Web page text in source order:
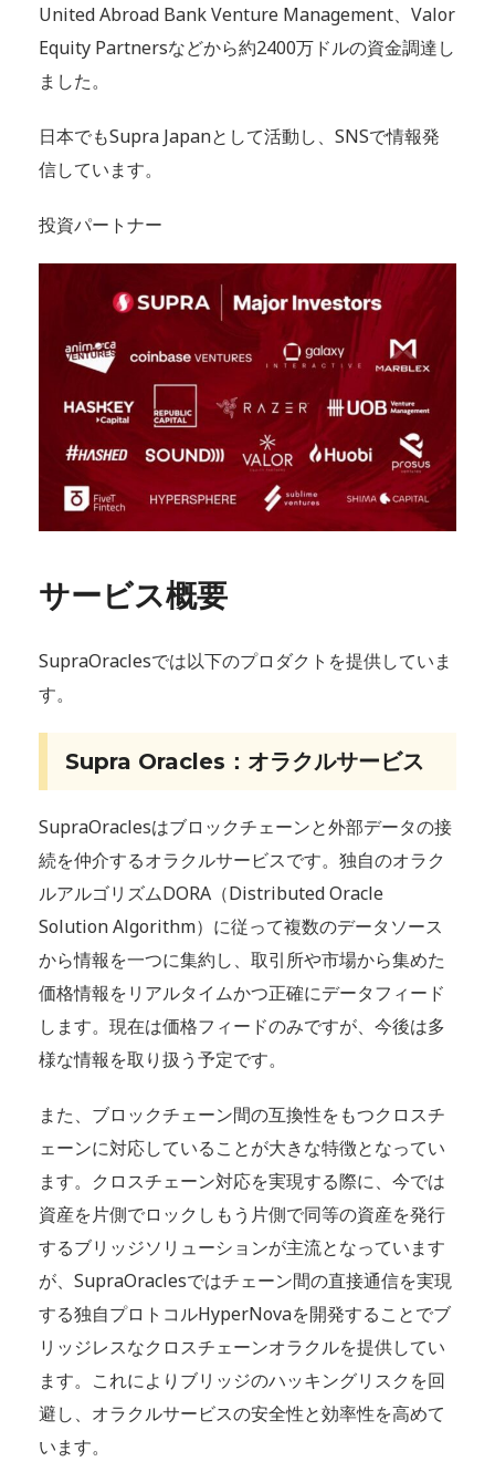
United Abroad Bank Venture Management、Valor
Equity Partnersなどから約2400万ドルの資金調達し
ました。
日本でもSupra Japanとして活動し、SNSで情報発
信しています。
投資パートナー
サービス概要
SupraOraclesでは以下のプロダクトを提供していま
す。
Supra Oracles：オラクルサービス
SupraOraclesはブロックチェーンと外部データの接
続を仲介するオラクルサービスです。独自のオラク
ルアルゴリズムDORA（Distributed Oracle
Solution Algorithm）に従って複数のデータソース
から情報を一つに集約し、取引所や市場から集めた
価格情報をリアルタイムかつ正確にデータフィード
します。現在は価格フィードのみですが、今後は多
様な情報を取り扱う予定です。
また、ブロックチェーン間の互換性をもつクロスチ
ェーンに対応していることが大きな特徴となってい
ます。クロスチェーン対応を実現する際に、今では
資産を片側でロックしもう片側で同等の資産を発行
するブリッジソリューションが主流となっています
が、SupraOraclesではチェーン間の直接通信を実現
する独自プロトコルHyperNovaを開発することでブ
リッジレスなクロスチェーンオラクルを提供してい
ます。これによりブリッジのハッキングリスクを回
避し、オラクルサービスの安全性と効率性を高めて
います。